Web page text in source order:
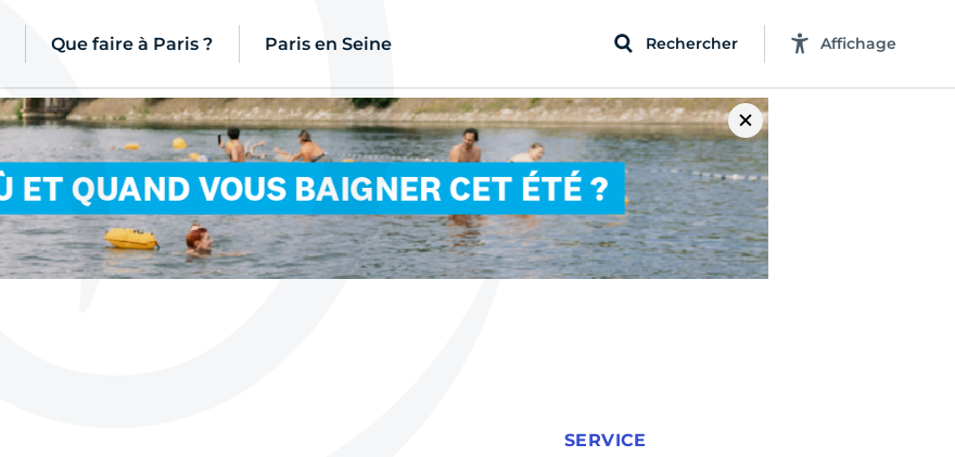
Que faire à Paris ? Paris en Seine Rechercher Affichage
SERVICE